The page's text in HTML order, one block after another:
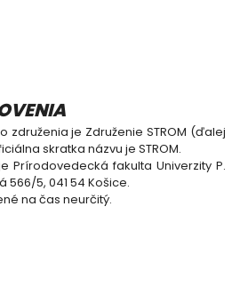
združenia je Združenie STROM (ďalej
skratka názvu je STROM.
Prírodovedecká fakulta Univerzity P.
566/5, 041 54 Košice.
na čas neurčitý.